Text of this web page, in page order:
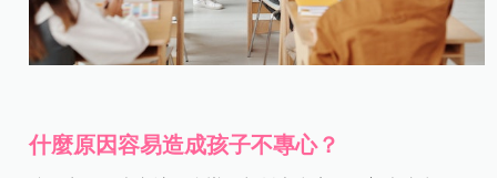
什麼原因容易造成孩子不專心？